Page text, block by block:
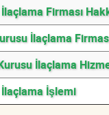
Firması
İlaçlama
İlaçlama
İşlemi